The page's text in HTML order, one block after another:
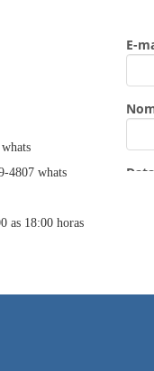
4807 whats
as 18:00 horas